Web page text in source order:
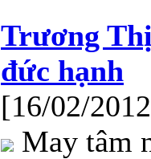
Trương
đức hạnh
[16/02/
May tâm